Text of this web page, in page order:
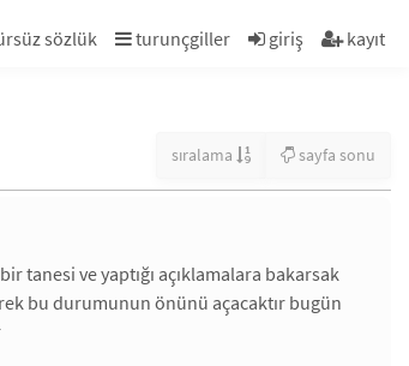
sözlük turunçgiller giriş kayıt
sıralama sayfa sonu
tanesi ve yaptığı açıklamalara bakarsak
bu durumunun önünü açacaktır bugün